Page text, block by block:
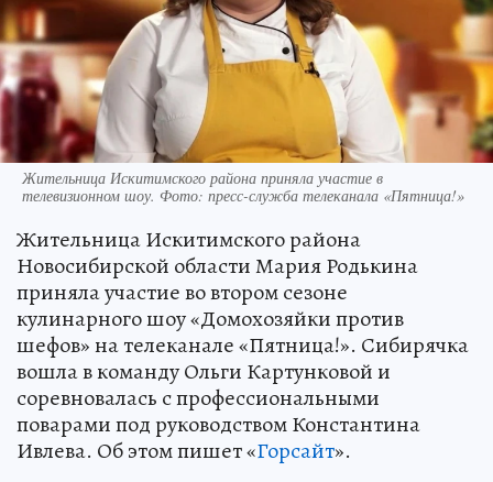
Жительница Искитимского района приняла участие в
телевизионном шоу. Фото: пресс-служба телеканала «Пятница!»
Жительница Искитимского района
Новосибирской области Мария Родькина
приняла участие во втором сезоне
кулинарного шоу «Домохозяйки против
шефов» на телеканале «Пятница!». Сибирячка
вошла в команду Ольги Картунковой и
соревновалась с профессиональными
поварами под руководством Константина
Ивлева. Об этом пишет «Горсайт».